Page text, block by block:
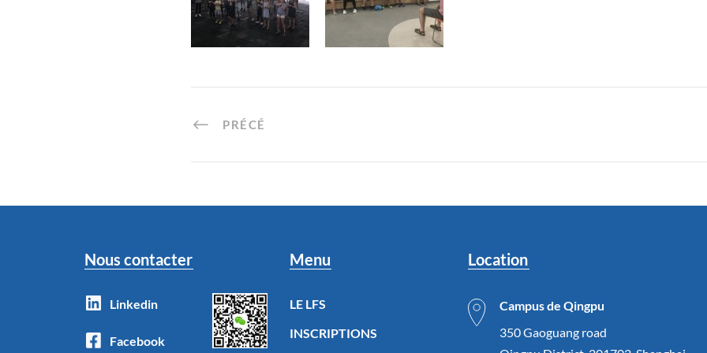
PRÉCÉ
Nous contacter
Linkedin
Facebook
Menu
LE LFS
INSCRIPTIONS
Location
Campus de Qingpu
350 Gaoguang road